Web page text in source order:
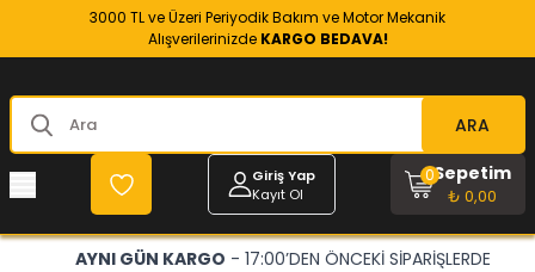
3000 TL ve Üzeri Periyodik Bakım ve Motor Mekanik
Alışverilerinizde KARGO BEDAVA!
ARA
Giriş Yap
Kayıt Ol
Sepetim
₺ 0,00
0
AYNI GÜN KARGO - 17:00’DEN ÖNCEKİ SİPARİŞLERDE